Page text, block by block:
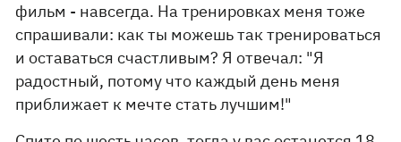
фильм - навсегда. На тренировках меня тоже
спрашивали: как ты можешь так тренироваться
и оставаться счастливым? Я отвечал: "Я
радостный, потому что каждый день меня
приближает к мечте стать лучшим!"